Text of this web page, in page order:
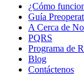
¿Cómo
Guía
A Cerca de
PQRS
Programa de
Blog
Contáctenos